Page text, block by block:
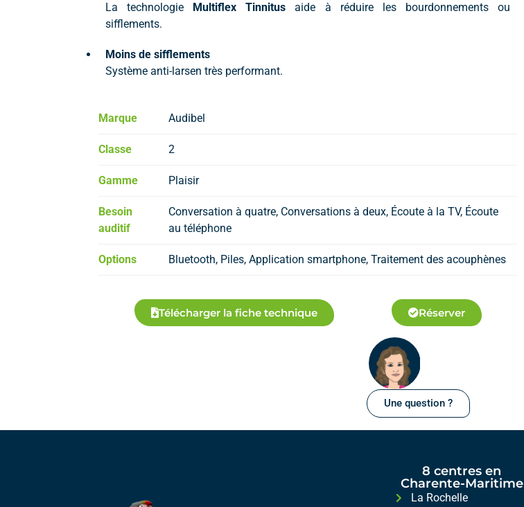
La technologie Multiflex Tinnitus aide à réduire les bourdonnements ou
sifflements.
Moins de sifflements
Système anti-larsen très performant.
Marque Audibel
Classe 2
Gamme Plaisir
Besoin
auditif
Conversation à quatre, Conversations à deux, Écoute à la TV, Écoute
au téléphone
Options Bluetooth, Piles, Application smartphone, Traitement des acouphènes
Télécharger la fiche technique Réserver
Une question ?
8 centres en
Charente-Maritime
La Rochelle